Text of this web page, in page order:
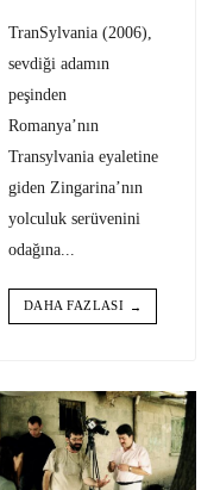
TranSylvania (2006),
sevdiği adamın
peşinden
Romanya’nın
Transylvania eyaletine
giden Zingarina’nın
yolculuk serüvenini
odağına
DAHA FAZLASI →